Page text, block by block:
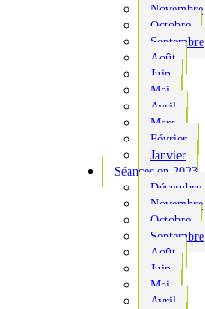
Novembre
Octobre
Septembre
Août
Juin
Mai
Avril
Mars
Février
Janvier
Séances en 2023
Décembre
Novembre
Octobre
Septembre
Août
Juin
Mai
Avril